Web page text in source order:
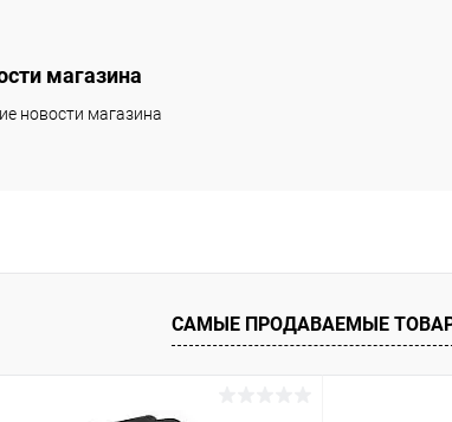
Сравнение
В наличии
магазина
новости магазина
САМЫЕ ПРОДАВАЕМЫЕ